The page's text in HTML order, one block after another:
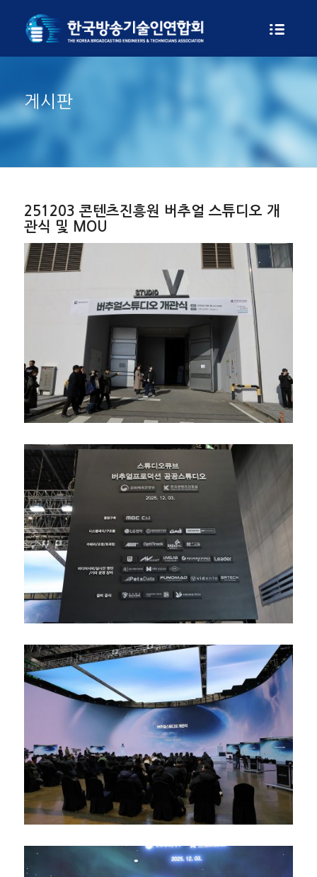
게시판
251203 콘텐츠진흥원 버추얼 스튜디오 개
관식 및 MOU